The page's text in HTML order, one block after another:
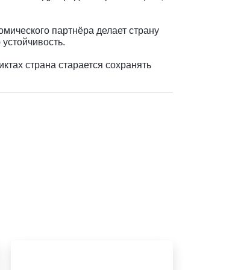
партнёра делает страну
страна старается сохранять